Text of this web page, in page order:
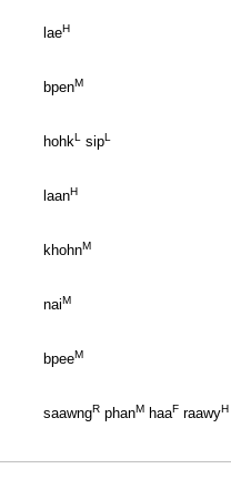
laeH
bpenM
hohkL sipL
laanH
khohnM
naiM
bpeeM
saawngR phanM haaF raawyH